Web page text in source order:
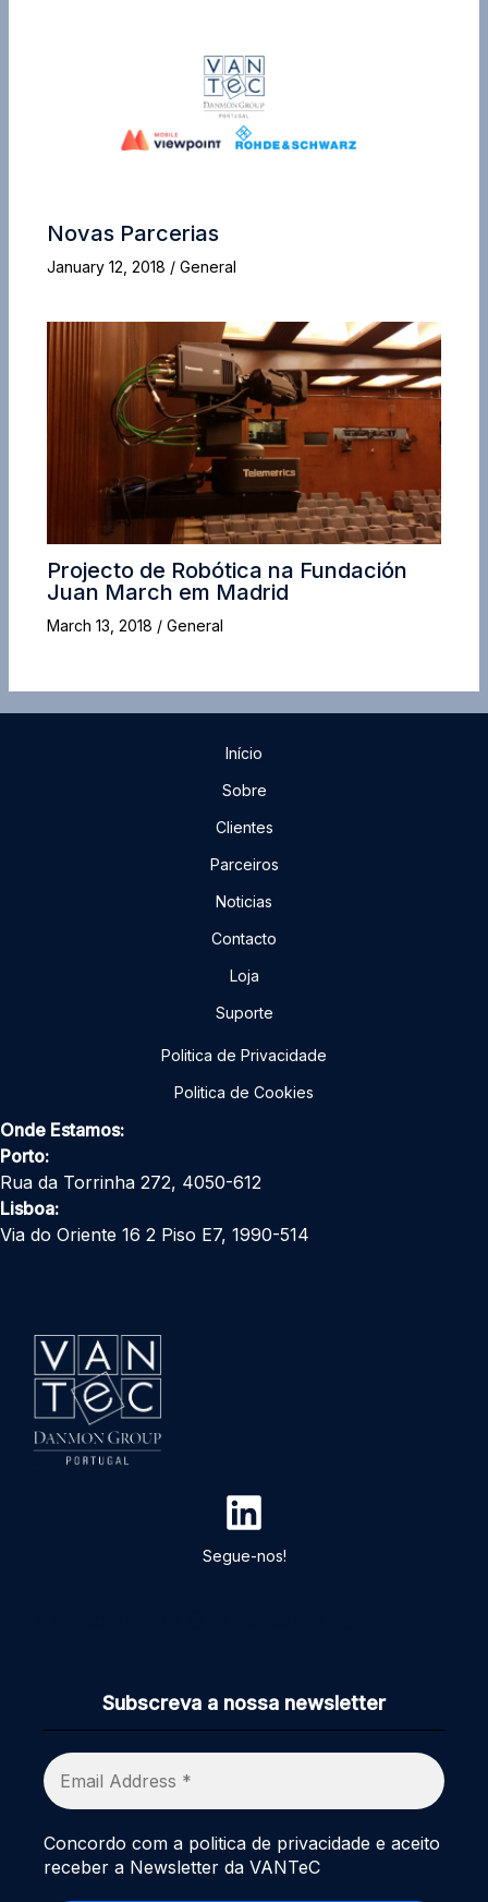
Novas Parcerias
January 12, 2018 / General
Projecto de Robótica na Fundación
Juan March em Madrid
March 13, 2018 / General
Início
Sobre
Clientes
Parceiros
Noticias
Contacto
Loja
Suporte
Politica de Privacidade
Politica de Cookies
Onde Estamos:
Porto:
Rua da Torrinha 272, 4050-612
Lisboa:
Via do Oriente 16 2 Piso E7, 1990-514
Segue-nos!
Subscreva a nossa newsletter
Concordo com a politica de privacidade e aceito
receber a Newsletter da VANTeC